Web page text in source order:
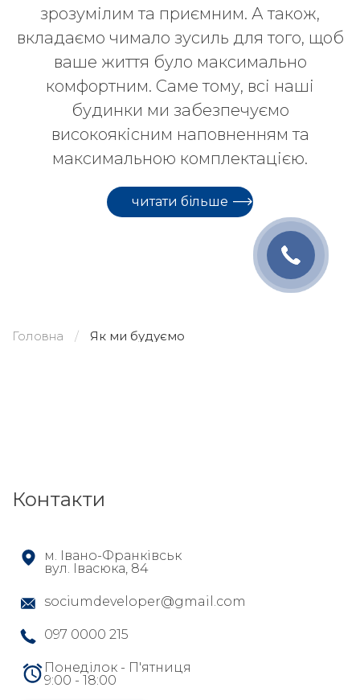
зрозумілим та приємним. А також,
вкладаємо чимало зусиль для того, щоб
ваше життя було максимально
комфортним. Саме тому, всі наші
будинки ми забезпечуємо
високоякісним наповненням та
максимальною комплектацією.
читати більше
Головна Як ми будуємо
Контакти
м. Івано-Франківськ
вул. Івасюка, 84
sociumdeveloper@gmail.com
097 0000 215
Понеділок - П'ятниця
9:00 - 18:00